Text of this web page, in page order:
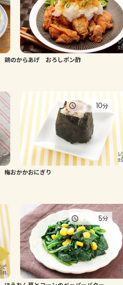
鶏のからあげ おろしポン酢
梅おかかおにぎり
10分
5分